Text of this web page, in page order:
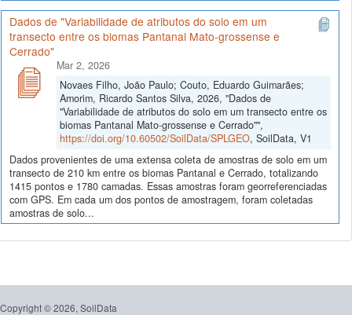
Dados de "Variabilidade de atributos do solo em um
transecto entre os biomas Pantanal Mato-grossense e
Cerrado"
Mar 2, 2026
Novaes Filho, João Paulo; Couto, Eduardo Guimarães;
Amorim, Ricardo Santos Silva, 2026, "Dados de
"Variabilidade de atributos do solo em um transecto entre os
biomas Pantanal Mato-grossense e Cerrado"",
https://doi.org/10.60502/SoilData/SPLGEO, SoilData, V1
Dados provenientes de uma extensa coleta de amostras de solo em um
transecto de 210 km entre os biomas Pantanal e Cerrado, totalizando
1415 pontos e 1780 camadas. Essas amostras foram georreferenciadas
com GPS. Em cada um dos pontos de amostragem, foram coletadas
amostras de solo...
Copyright © 2026, SoilData